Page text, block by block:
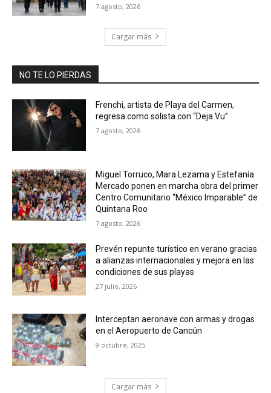
7 agosto, 2026
Cargar más
NO TE LO PIERDAS
Frenchi, artista de Playa del Carmen,
regresa como solista con “Deja Vu”
7 agosto, 2026
Miguel Torruco, Mara Lezama y Estefanía
Mercado ponen en marcha obra del primer
Centro Comunitario “México Imparable” de
Quintana Roo
7 agosto, 2026
Prevén repunte turístico en verano gracias
a alianzas internacionales y mejora en las
condiciones de sus playas
27 julio, 2026
Interceptan aeronave con armas y drogas
en el Aeropuerto de Cancún
9 octubre, 2025
Cargar más